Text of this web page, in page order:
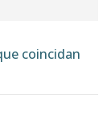
coincidan